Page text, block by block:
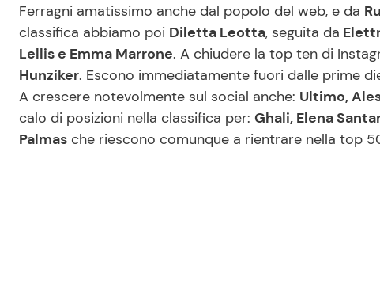
Ferragni amatissimo anche dal popolo del web, e da
classifica abbiamo poi Diletta Leotta, seguita da
Lellis e Emma Marrone. A chiudere la top ten di
Hunziker. Escono immediatamente fuori dalle prime
A crescere notevolmente sul social anche: Ultimo,
calo di posizioni nella classifica per: Ghali, Elena
Palmas che riescono comunque a rientrare nella top